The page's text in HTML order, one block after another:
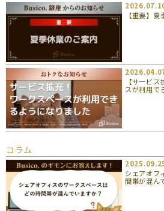
【重要】
【サービ
スが利用で
コラム
シェアオフ
間帯が混ん